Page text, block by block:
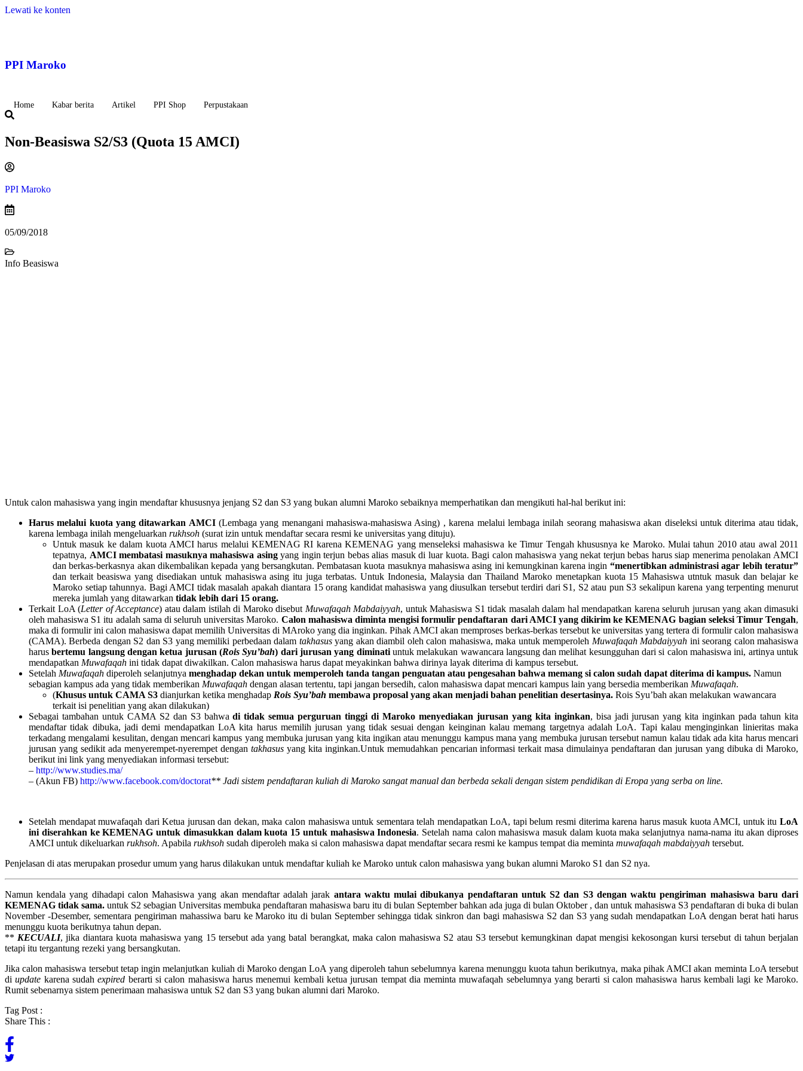
Lewati ke konten
PPI Maroko
Home Kabar berita Artikel PPI Shop Perpustakaan
Non-Beasiswa S2/S3 (Quota 15 AMCI)
PPI Maroko
05/09/2018
Info Beasiswa
Untuk calon mahasiswa yang ingin mendaftar khususnya jenjang S2 dan S3 yang bukan alumni Maroko sebaiknya memperhatikan dan mengikuti hal-hal berikut ini:
Harus melalui kuota yang ditawarkan AMCI(Lembaga yang menangani mahasiswa-mahasiswa Asing) , karena melalui lembaga inilah seorang mahasiswa akan diseleksi untuk diterima atau tidak,
karena lembaga inilah mengeluarkan rukhsoh (surat izin untuk mendaftar secara resmi ke universitas yang dituju).
Untuk masuk ke dalam kuota AMCI harus melalui KEMENAG RI karena KEMENAG yang menseleksi mahasiswa ke Timur Tengah khususnya ke Maroko. Mulai tahun 2010 atau awal 2011
tepatnya, AMCI membatasi masuknya mahasiswa asingyang ingin terjun bebas alias masuk di luar kuota. Bagi calon mahasiswa yang nekat terjun bebas harus siap menerima penolakan AMCI
dan berkas-berkasnya akan dikembalikan kepada yang bersangkutan. Pembatasan kuota masuknya mahasiswa asing ini kemungkinan karena ingin “menertibkan administrasi agar lebih teratur”
dan terkait beasiswa yang disediakan untuk mahasiswa asing itu juga terbatas. Untuk Indonesia, Malaysia dan Thailand Maroko menetapkan kuota 15 Mahasiswa utntuk masuk dan belajar ke
Maroko setiap tahunnya. Bagi AMCI tidak masalah apakah diantara 15 orang kandidat mahasiswa yang diusulkan tersebut terdiri dari S1, S2 atau pun S3 sekalipun karena yang terpenting menurut
mereka jumlah yang ditawarkan tidak lebih dari 15 orang.
Terkait LoA (Letter of Acceptance) atau dalam istilah di Maroko disebut Muwafaqah Mabdaiyyah, untuk Mahasiswa S1 tidak masalah dalam hal mendapatkan karena seluruh jurusan yang akan dimasuki
oleh mahasiswa S1 itu adalah sama di seluruh universitas Maroko. Calon mahasiswa diminta mengisi formulir pendaftaran dari AMCI yang dikirim ke KEMENAG bagian seleksi Timur Tengah,
maka di formulir ini calon mahasiswa dapat memilih Universitas di MAroko yang dia inginkan. Pihak AMCI akan memproses berkas-berkas tersebut ke universitas yang tertera di formulir calon mahasiswa
(CAMA). Berbeda dengan S2 dan S3 yang memiliki perbedaan dalam takhasusyang akan diambil oleh calon mahasiswa, maka untuk memperoleh Muwafaqah Mabdaiyyah ini seorang calon mahasiswa
harusbertemu langsung dengan ketua jurusan (Rois Syu’bah) dari jurusan yang diminatiuntuk melakukan wawancara langsung dan melihat kesungguhan dari si calon mahasiswa ini, artinya untuk
mendapatkan Muwafaqah ini tidak dapat diwakilkan. Calon mahasiswa harus dapat meyakinkan bahwa dirinya layak diterima di kampus tersebut.
Setelah Muwafaqah diperoleh selanjutnya menghadap dekan untuk memperoleh tanda tangan penguatan atau pengesahan bahwa memang si calon sudah dapat diterima di kampus. Namun
sebagian kampus ada yang tidak memberikan Muwafaqah dengan alasan tertentu, tapi jangan bersedih, calon mahasiswa dapat mencari kampus lain yang bersedia memberikan Muwafaqah.
(Khusus untuk CAMA S3 dianjurkan ketika menghadap Rois Syu’bah membawa proposal yang akan menjadi bahan penelitian desertasinya. Rois Syu’bah akan melakukan wawancara
terkait isi penelitian yang akan dilakukan)
Sebagai tambahan untuk CAMA S2 dan S3 bahwadi tidak semua perguruan tinggi di Maroko menyediakan jurusan yang kita inginkan, bisa jadi jurusan yang kita inginkan pada tahun kita
mendaftar tidak dibuka, jadi demi mendapatkan LoA kita harus memilih jurusan yang tidak sesuai dengan keinginan kalau memang targetnya adalah LoA. Tapi kalau menginginkan linieritas maka
terkadang mengalami kesulitan, dengan mencari kampus yang membuka jurusan yang kita ingikan atau menunggu kampus mana yang membuka jurusan tersebut namun kalau tidak ada kita harus mencari
jurusan yang sedikit ada menyerempet-nyerempet dengan takhasusyang kita inginkan.Untuk memudahkan pencarian informasi terkait masa dimulainya pendaftaran dan jurusan yang dibuka di Maroko,
berikut ini link yang menyediakan informasi tersebut:
– http://www.studies.ma/
– (Akun FB) http://www.facebook.com/doctorat** Jadi sistem pendaftaran kuliah di Maroko sangat manual dan berbeda sekali dengan sistem pendidikan di Eropa yang serba on line.
Setelah mendapat muwafaqah dari Ketua jurusan dan dekan, maka calon mahasiswa untuk sementara telah mendapatkan LoA, tapi belum resmi diterima karena harus masuk kuota AMCI, untuk itu LoA
ini diserahkan ke KEMENAG untuk dimasukkan dalam kuota 15 untuk mahasiswa Indonesia. Setelah nama calon mahasiswa masuk dalam kuota maka selanjutnya nama-nama itu akan diproses
AMCI untuk dikeluarkan rukhsoh. Apabila rukhsoh sudah diperoleh maka si calon mahasiswa dapat mendaftar secara resmi ke kampus tempat dia meminta muwafaqah mabdaiyyah tersebut.
Penjelasan di atas merupakan prosedur umum yang harus dilakukan untuk mendaftar kuliah ke Maroko untuk calon mahasiswa yang bukan alumni Maroko S1 dan S2 nya.
Namun kendala yang dihadapi calon Mahasiswa yang akan mendaftar adalah jarak antara waktu mulai dibukanya pendaftaran untuk S2 dan S3 dengan waktu pengiriman mahasiswa baru dari
KEMENAG tidak sama. untuk S2 sebagian Universitas membuka pendaftaran mahasiswa baru itu di bulan September bahkan ada juga di bulan Oktober , dan untuk mahasiswa S3 pendaftaran di buka di bulan
November -Desember, sementara pengiriman mahassiwa baru ke Maroko itu di bulan September sehingga tidak sinkron dan bagi mahasiswa S2 dan S3 yang sudah mendapatkan LoA dengan berat hati harus
menunggu kuota berikutnya tahun depan.
** KECUALI, jika diantara kuota mahasiswa yang 15 tersebut ada yang batal berangkat, maka calon mahasiswa S2 atau S3 tersebut kemungkinan dapat mengisi kekosongan kursi tersebut di tahun berjalan
tetapi itu tergantung rezeki yang bersangkutan.
Jika calon mahasiswa tersebut tetap ingin melanjutkan kuliah di Maroko dengan LoA yang diperoleh tahun sebelumnya karena menunggu kuota tahun berikutnya, maka pihak AMCI akan meminta LoA tersebut
diupdate karena sudahexpired berarti si calon mahasiswa harus menemui kembali ketua jurusan tempat dia meminta muwafaqah sebelumnya yang berarti si calon mahasiswa harus kembali lagi ke Maroko.
Rumit sebenarnya sistem penerimaan mahasiswa untuk S2 dan S3 yang bukan alumni dari Maroko.
Tag Post :
Share This :